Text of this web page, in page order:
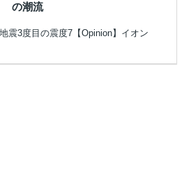
の潮流
震3度目の震度7【Opinion】イオン